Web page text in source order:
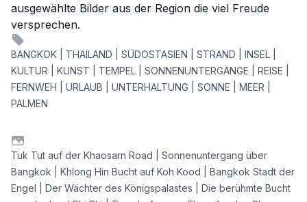
ausgewählte Bilder aus der Region die viel Freude
versprechen.
BANGKOK | THAILAND | SÜDOSTASIEN | STRAND | INSEL |
KULTUR | KUNST | TEMPEL | SONNENUNTERGÄNGE | REISE |
FERNWEH | URLAUB | UNTERHALTUNG | SONNE | MEER |
PALMEN
Tuk Tut auf der Khaosarn Road | Sonnenuntergang über
Bangkok | Khlong Hin Bucht auf Koh Kood | Bangkok Stadt der
Engel | Der Wächter des Königspalastes | Die berühmte Bucht